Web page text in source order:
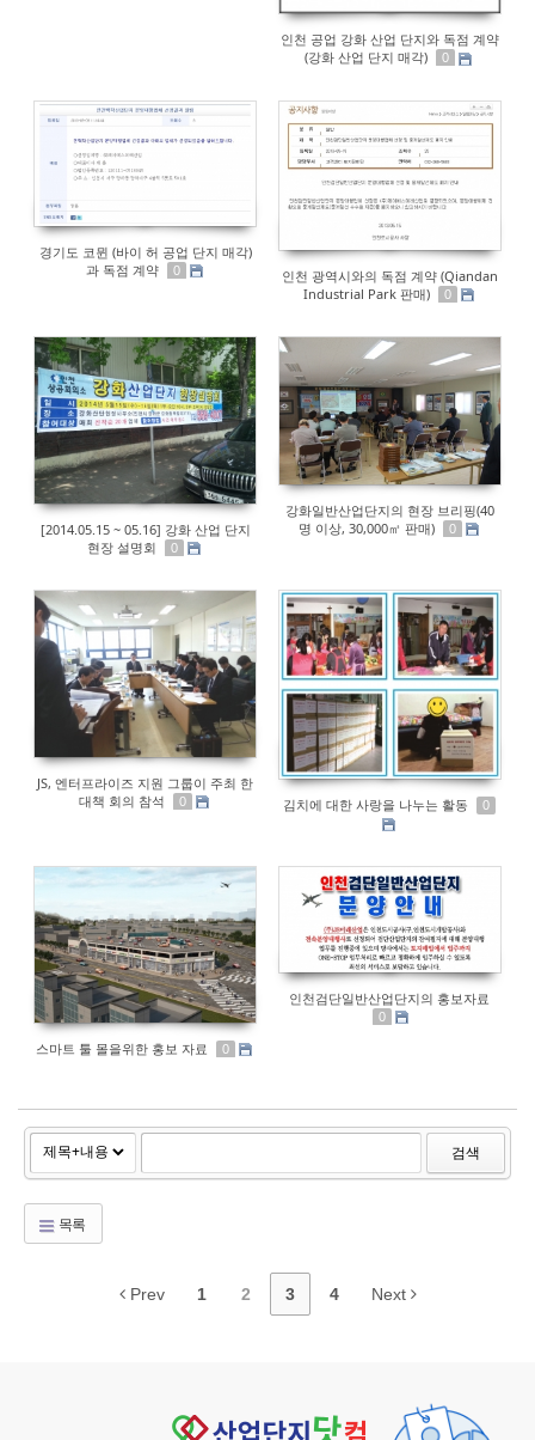
인천 공업 강화 산업 단지와 독점 계약
(강화 산업 단지 매각)
0
경기도 코뮌 (바이 허 공업 단지 매각)
과 독점 계약
0
인천 광역시와의 독점 계약 (Qiandan
Industrial Park 판매)
0
[2014.05.15 ~ 05.16] 강화 산업 단지
현장 설명회
0
강화일반산업단지의 현장 브리핑(40
명 이상, 30,000㎡ 판매)
0
JS, 엔터프라이즈 지원 그룹이 주최 한
대책 회의 참석
0 김치에 대한 사랑을 나누는 활동 0
스마트 툴 몰을위한 홍보 자료 0
인천검단일반산업단지의 홍보자료
0
검색
목록
Prev 1 2 3 4 Next